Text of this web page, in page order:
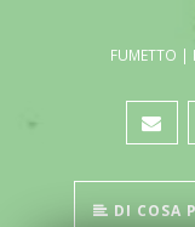
FUMETTO
DI COSA